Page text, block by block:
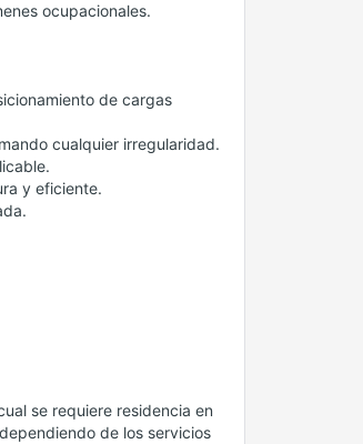
ocupacionales.
de cargas
cualquier irregularidad.
y eficiente.
se requiere residencia en
de los servicios